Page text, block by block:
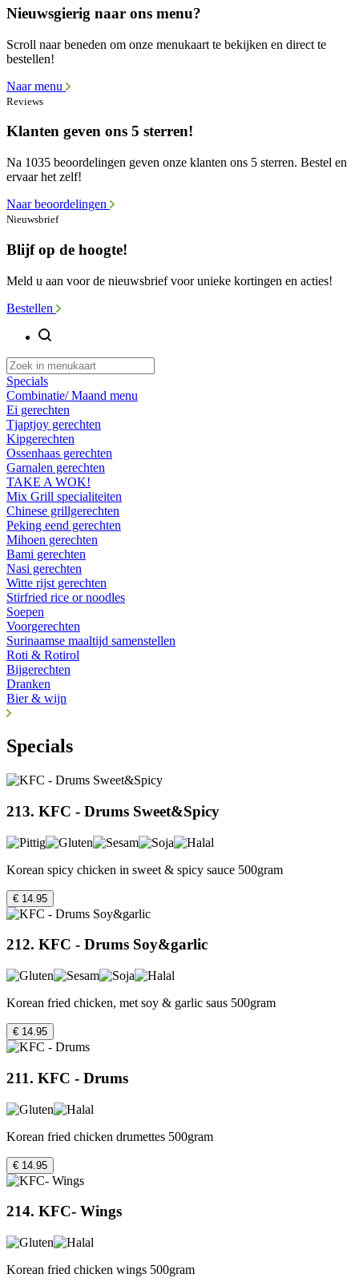
Nieuwsgierig naar ons menu?
Scroll naar beneden om onze menukaart te bekijken en direct te
bestellen!
Naar menu
Reviews
Klanten geven ons 5 sterren!
Na 1035 beoordelingen geven onze klanten ons 5 sterren. Bestel en
ervaar het zelf!
Naar beoordelingen
Nieuwsbrief
Blijf op de hoogte!
Meld u aan voor de nieuwsbrief voor unieke kortingen en acties!
Bestellen
Specials
Combinatie/ Maand menu
Ei gerechten
Tjaptjoy gerechten
Kipgerechten
Ossenhaas gerechten
Garnalen gerechten
TAKE A WOK!
Mix Grill specialiteiten
Chinese grillgerechten
Peking eend gerechten
Mihoen gerechten
Bami gerechten
Nasi gerechten
Witte rijst gerechten
Stirfried rice or noodles
Soepen
Voorgerechten
Surinaamse maaltijd samenstellen
Roti & Rotirol
Bijgerechten
Dranken
Bier & wijn
Specials
213. KFC - Drums Sweet&Spicy
Korean spicy chicken in sweet & spicy sauce 500gram
€ 14.95
212. KFC - Drums Soy&garlic
Korean fried chicken, met soy & garlic saus 500gram
€ 14.95
211. KFC - Drums
Korean fried chicken drumettes 500gram
€ 14.95
214. KFC- Wings
Korean fried chicken wings 500gram